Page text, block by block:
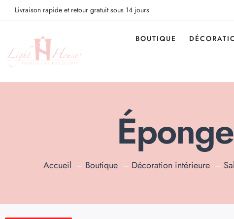
Livraison rapide et retour gratuit sous 14 jours
BOUTIQUE
Accueil Boutique Décoration intérieure